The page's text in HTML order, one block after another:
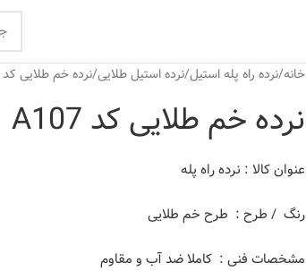
خانه نرده راه پله استیل نرده استیل طلایی نرده خم طلایی کد A107
نرده خم طلایی کد A107
عنوان کالا : نرده راه پله
رنگ / طرح : طرح خم طلایی
مشخصات فنی : کاملا ضد آب و مقاوم